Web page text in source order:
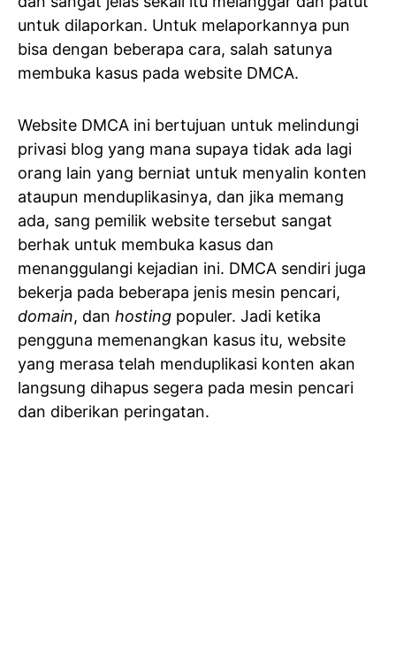
untuk dilaporkan. Untuk melaporkannya pun
bisa dengan beberapa cara, salah satunya
membuka kasus pada website DMCA.
Website DMCA ini bertujuan untuk melindungi
privasi blog yang mana supaya tidak ada lagi
orang lain yang berniat untuk menyalin konten
ataupun menduplikasinya, dan jika memang
ada, sang pemilik website tersebut sangat
berhak untuk membuka kasus dan
menanggulangi kejadian ini. DMCA sendiri juga
bekerja pada beberapa jenis mesin pencari,
domain, dan hosting populer. Jadi ketika
pengguna memenangkan kasus itu, website
yang merasa telah menduplikasi konten akan
langsung dihapus segera pada mesin pencari
dan diberikan peringatan.